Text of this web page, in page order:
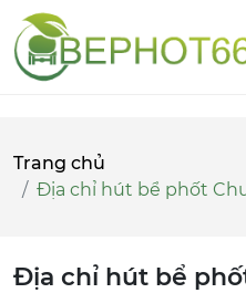
Trang chủ
Địa chỉ hút bể phốt
Địa chỉ hút bể